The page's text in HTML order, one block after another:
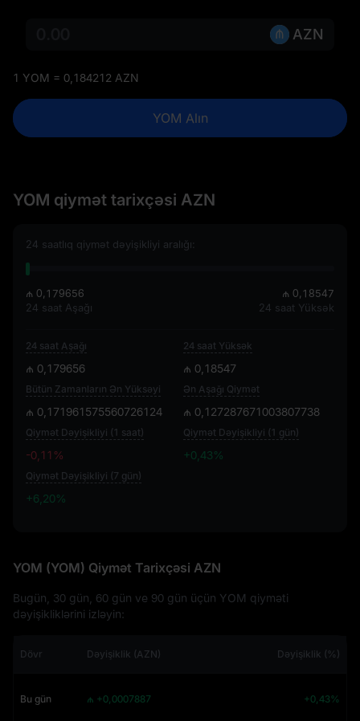
AZN
1 YOM = 0,184212 AZN
YOM Alın
YOM qiymət tarixçəsi AZN
24 saatlıq qiymət dəyişikliyi aralığı:
₼ 0,179656
24 saat Aşağı
₼ 0,18547
24 saat Yüksək
24 saat Aşağı
₼ 0,179656
24 saat Yüksək
₼ 0,18547
Bütün Zamanların Ən Yüksəyi
₼ 0,171961575560726124
Ən Aşağı Qiymət
₼ 0,127287671003807738
Qiymət Dəyişikliyi (1 saat)
-0,11%
Qiymət Dəyişikliyi (1 gün)
+0,43%
Qiymət Dəyişikliyi (7 gün)
+6,20%
YOM (YOM) Qiymət Tarixçəsi AZN
Bugün, 30 gün, 60 gün ve 90 gün üçün YOM qiyməti
dəyişikliklərini izləyin:
Dövr Dəyişiklik (AZN) Dəyişiklik (%)
Bu gün ₼ +0,0007887 +0,43%